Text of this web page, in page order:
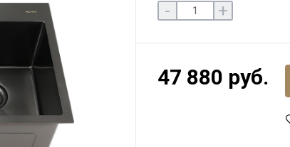
- +
47 880 руб.